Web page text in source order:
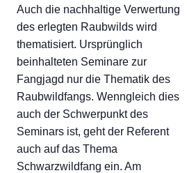
Auch die nachhaltige Verwertung
des erlegten Raubwilds wird
thematisiert. Ursprünglich
beinhalteten Seminare zur
Fangjagd nur die Thematik des
Raubwildfangs. Wenngleich dies
auch der Schwerpunkt des
Seminars ist, geht der Referent
auch auf das Thema
Schwarzwildfang ein. Am